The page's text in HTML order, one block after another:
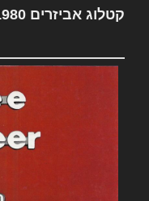
קטלוג אביזרים Jeep 1980